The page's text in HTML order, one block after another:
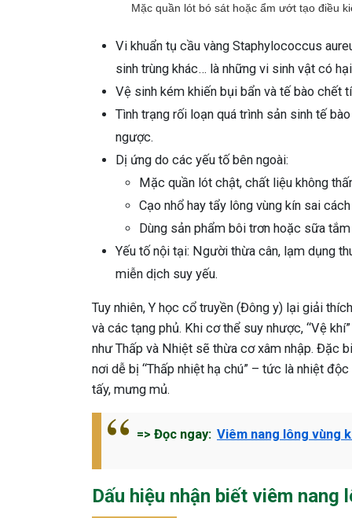
Mặc quần lót bó sát hoặc ẩm ướt tạo điều
Vi khuẩn tụ cầu vàng Staphylococcus
sinh trùng khác… là những vi sinh vật có
Vệ sinh kém khiến bụi bẩn và tế bào chết
Tình trạng rối loạn quá trình sản sinh tế
ngược.
Dị ứng do các yếu tố bên ngoài:
Mặc quần lót chật, chất liệu không
Cạo nhổ hay tẩy lông vùng kín sai
Dùng sản phẩm bôi trơn hoặc sữa
Yếu tố nội tại: Người thừa cân, lạm dụng
miễn dịch suy yếu.
Tuy nhiên, Y học cổ truyền (Đông y) lại giải
và các tạng phủ. Khi cơ thể suy nhược, “Vệ
như Thấp và Nhiệt sẽ thừa cơ xâm nhập. Đặc
nơi dễ bị “Thấp nhiệt hạ chú” – tức là nhiệt
tấy, mưng mủ.
=> Đọc ngay: Viêm nang lông vùng
Dấu hiệu nhận biết viêm nang